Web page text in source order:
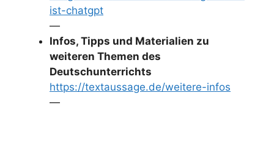
ist-chatgpt
—
Infos, Tipps und Materialien zu
weiteren Themen des
Deutschunterrichts
https://textaussage.de/weitere-infos
—